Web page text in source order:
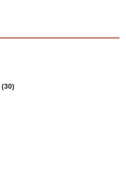
(30)